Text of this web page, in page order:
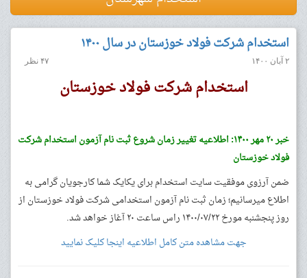
استخدام شرکت فولاد خوزستان در سال ۱۴۰۰
۲ آبان ۱۴۰۰ ۴۷ نظر
استخدام شرکت فولاد خوزستان
خبر ۲۰ مهر ۱۴۰۰: اطلاعیه تغییر زمان شروع ثبت نام آزمون استخدام شرکت
فولاد خوزستان
ضمن آرزوی موفقیت سایت استخدام برای یکایک شما کارجویان گرامی به
اطلاع میرسانیم؛ زمان ثبت نام آزمون استخدامی شرکت فولاد خوزستان از
روز پنجشنبه مورخ ۱۴۰۰/۰۷/۲۲ راس ساعت ۲۰ آغاز خواهد شد.
جهت مشاهده متن کامل اطلاعیه اینجا کلیک نمایید